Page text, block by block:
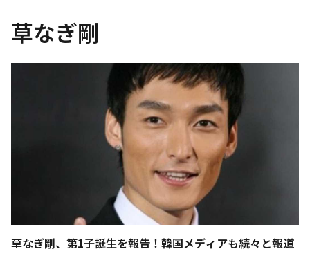
草なぎ剛
草なぎ剛、第1子誕生を報告！韓国メディアも続々と報道